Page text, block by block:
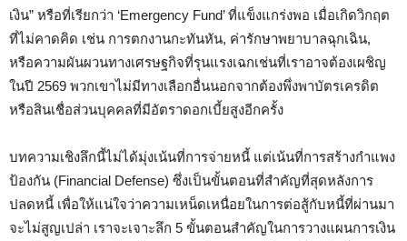
เงิน” หรือที่เรียกว่า ‘Emergency Fund’ ที่แข็งแกร่งพอ เมื่อเกิดวิกฤต
ที่ไม่คาดคิด เช่น การตกงานกะทันหัน, ค่ารักษาพยาบาลฉุกเฉิน,
หรือความผันผวนทางเศรษฐกิจที่รุนแรงเฉกเช่นที่เราอาจต้องเผชิญ
ในปี 2569 พวกเขาไม่มีทางเลือกอื่นนอกจากต้องพึ่งพาบัตรเครดิต
หรือสินเชื่อส่วนบุคคลที่มีอัตราดอกเบี้ยสูงอีกครั้ง
บทความเชิงลึกนี้ไม่ได้มุ่งเน้นที่การจ่ายหนี้ แต่เน้นที่การสร้างกำแพง
ป้องกัน (Financial Defense) ซึ่งเป็นขั้นตอนที่สำคัญที่สุดหลังการ
ปลดหนี้ เพื่อให้แน่ใจว่าความเหน็ดเหนื่อยในการต่อสู้กับหนี้ที่ผ่านมา
จะไม่สูญเปล่า เราจะเจาะลึก 5 ขั้นตอนสำคัญในการวางแผนการเงิน